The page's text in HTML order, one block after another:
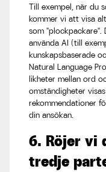
Till exempel, när du
kommer vi att visa
som "plockpackare".
använda AI (till
kunskapsbaserade
Natural Language
likheter mellan ord
omständigheter
rekommendationer
din ansökan.
6. Röjer vi
tredje